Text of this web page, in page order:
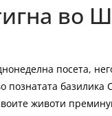
во
посета,
познатата
животи